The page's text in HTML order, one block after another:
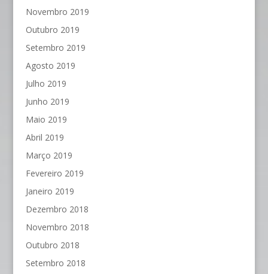
Novembro 2019
Outubro 2019
Setembro 2019
Agosto 2019
Julho 2019
Junho 2019
Maio 2019
Abril 2019
Março 2019
Fevereiro 2019
Janeiro 2019
Dezembro 2018
Novembro 2018
Outubro 2018
Setembro 2018